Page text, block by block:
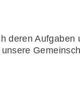
deren Aufgaben